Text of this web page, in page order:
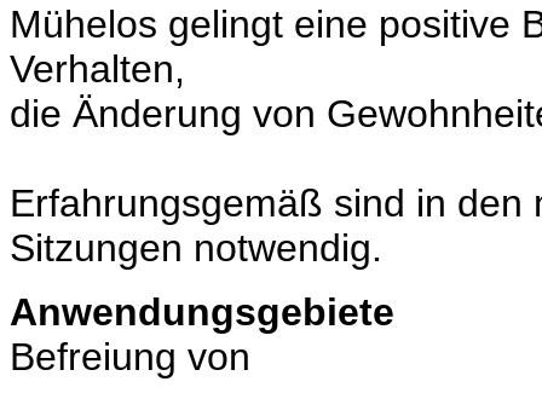
Mühelos gelingt eine positive
Verhalten,
die Änderung von
Erfahrungsgemäß sind in
Sitzungen notwendig.
Anwendungsgebiete
Befreiung von